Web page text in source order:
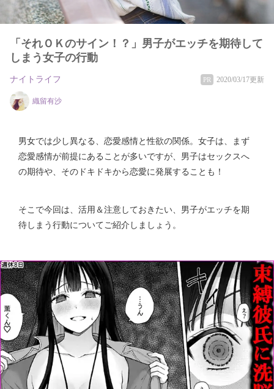
「それＯＫのサイン！？」男子がエッチを期待して
しまう女子の行動
ナイトライフ PR 2020/03/17更新
織留有沙
男女では少し異なる、恋愛感情と性欲の関係。女子は、まず
恋愛感情が前提にあることが多いですが、男子はセックスへ
の期待や、そのドキドキから恋愛に発展することも！
そこで今回は、活用＆注意しておきたい、男子がエッチを期
待しまう行動についてご紹介しましょう。